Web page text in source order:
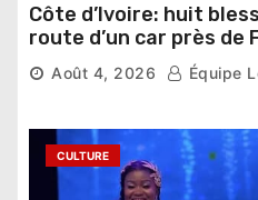
Côte d’Ivoire: huit
route d’un car près de
Août 4, 2026 Équipe
CULTURE